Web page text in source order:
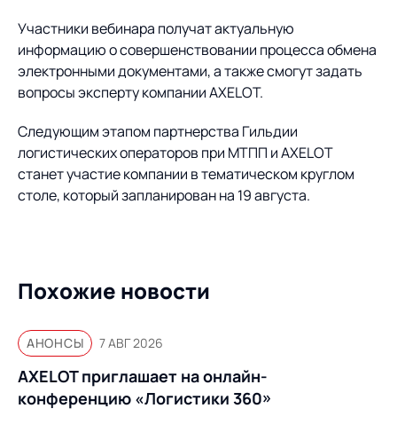
Участники вебинара получат актуальную
информацию о совершенствовании процесса обмена
электронными документами, а также смогут задать
вопросы эксперту компании AXELOT.
Следующим этапом партнерства Гильдии
логистических операторов при МТПП и AXELOT
станет участие компании в тематическом круглом
столе, который запланирован на 19 августа.
Похожие новости
АНОНСЫ 7 АВГ 2026
AXELOT приглашает на онлайн-
конференцию «Логистики 360»